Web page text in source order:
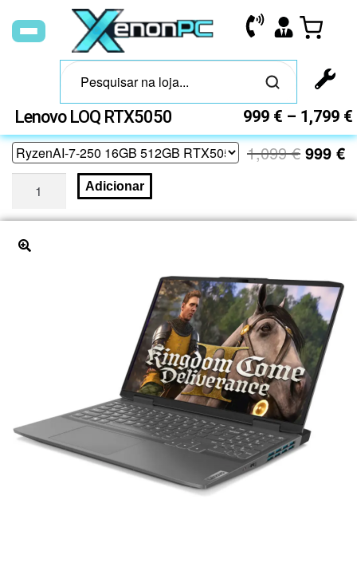
Lenovo LOQ RTX5050 999 € – 1,799 €
1,099€ 999 €
Adicionar